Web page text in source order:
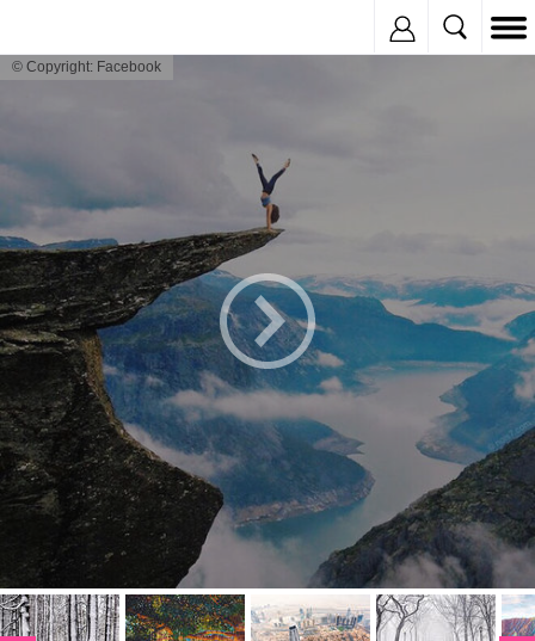
© Copyright: Facebook